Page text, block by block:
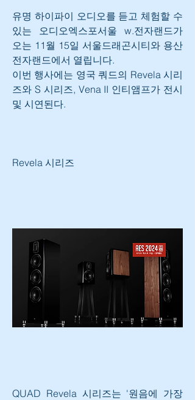
유명 하이파이 오디오를 듣고 체험할 수
있는 오디오엑스포서울 w.전자랜드가
오는 11월 15일 서울드래곤시티와 용산
전자랜드에서 열립니다.
이번 행사에는 영국 쿼드의 Revela 시리
즈와 S 시리즈, Vena II 인티앰프가 전시
및 시연된다.
Revela 시리즈
QUAD Revela 시리즈는 '원음에 가장